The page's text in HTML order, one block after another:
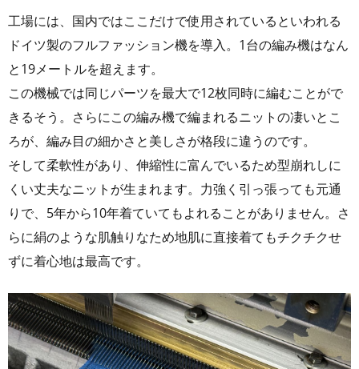
工場には、国内ではここだけで使用されているといわれる
ドイツ製のフルファッション機を導入。1台の編み機はなん
と19メートルを超えます。
この機械では同じパーツを最大で12枚同時に編むことがで
きるそう。さらにこの編み機で編まれるニットの凄いとこ
ろが、編み目の細かさと美しさが格段に違うのです。
そして柔軟性があり、伸縮性に富んでいるため型崩れしに
くい丈夫なニットが生まれます。力強く引っ張っても元通
りで、5年から10年着ていてもよれることがありません。さ
らに絹のような肌触りなため地肌に直接着てもチクチクせ
ずに着心地は最高です。